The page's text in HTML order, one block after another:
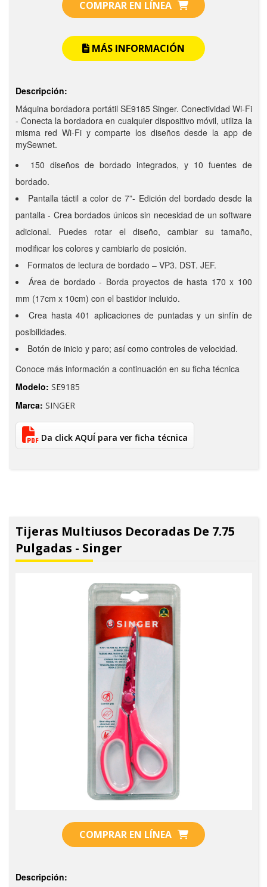
COMPRAR EN LÍNEA
MÁS INFORMACIÓN
Descripción:
Máquina bordadora portátil SE9185 Singer. Conectividad Wi-Fi
- Conecta la bordadora en cualquier dispositivo móvil, utiliza la
misma red Wi-Fi y comparte los diseños desde la app de
mySewnet.
150 diseños de bordado integrados, y 10 fuentes de
bordado.
Pantalla táctil a color de 7”- Edición del bordado desde la
pantalla - Crea bordados únicos sin necesidad de un software
adicional. Puedes rotar el diseño, cambiar su tamaño,
modificar los colores y cambiarlo de posición.
Formatos de lectura de bordado – VP3. DST. JEF.
Área de bordado - Borda proyectos de hasta 170 x 100
mm (17cm x 10cm) con el bastidor incluido.
Crea hasta 401 aplicaciones de puntadas y un sinfín de
posibilidades.
Botón de inicio y paro; así como controles de velocidad.
Conoce más información a continuación en su ficha técnica
Modelo: SE9185
Marca: SINGER
Da click AQUÍ para ver ficha técnica
Tijeras Multiusos Decoradas De 7.75
Pulgadas - Singer
COMPRAR EN LÍNEA
Descripción: